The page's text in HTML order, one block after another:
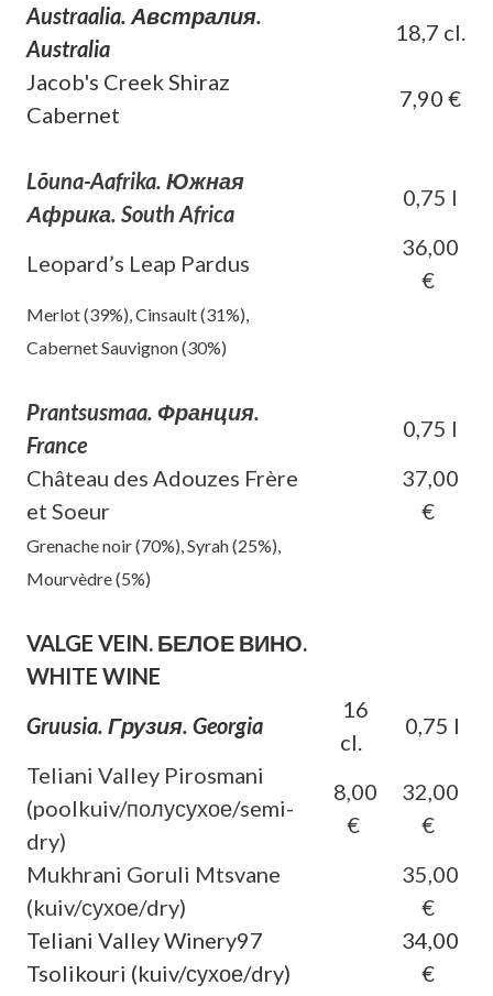
Austraalia. Австралия.
Australia
18,7 cl.
Jacob's Creek Shiraz
Cabernet
7,90 €
Lõuna-Aafrika. Южная
Африка. South Africa
0,75 l
Leopard’s Leap Pardus
36,00
€
Merlot (39%), Cinsault (31%),
Cabernet Sauvignon (30%)
Prantsusmaa. Франция.
France
0,75 l
Château des Adouzes Frère
et Soeur
37,00
€
Grenache noir (70%), Syrah (25%),
Mourvèdre (5%)
VALGE VEIN. БЕЛОЕ ВИНО.
WHITE WINE
Gruusia. Грузия. Georgia
16
cl.
0,75 l
Teliani Valley Pirosmani
(poolkuiv/полусухое/semi-
dry)
8,00
€
32,00
€
Mukhrani Goruli Mtsvane
(kuiv/сухое/dry)
35,00
€
Teliani Valley Winery97
Tsolikouri (kuiv/сухое/dry)
34,00
€